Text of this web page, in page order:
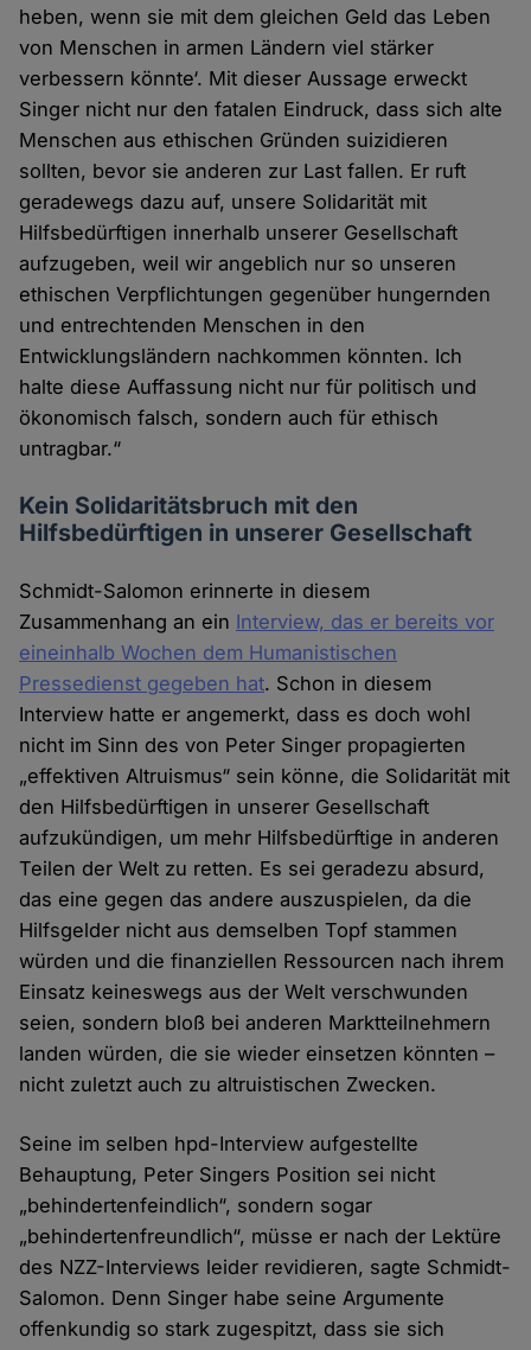
heben, wenn sie mit dem gleichen Geld das Leben
von Menschen in armen Ländern viel stärker
verbessern könnte‘. Mit dieser Aussage erweckt
Singer nicht nur den fatalen Eindruck, dass sich alte
Menschen aus ethischen Gründen suizidieren
sollten, bevor sie anderen zur Last fallen. Er ruft
geradewegs dazu auf, unsere Solidarität mit
Hilfsbedürftigen innerhalb unserer Gesellschaft
aufzugeben, weil wir angeblich nur so unseren
ethischen Verpflichtungen gegenüber hungernden
und entrechtenden Menschen in den
Entwicklungsländern nachkommen könnten. Ich
halte diese Auffassung nicht nur für politisch und
ökonomisch falsch, sondern auch für ethisch
untragbar.“
Kein Solidaritätsbruch mit den
Hilfsbedürftigen in unserer Gesellschaft
Schmidt-Salomon erinnerte in diesem
Zusammenhang an ein Interview, das er bereits vor
eineinhalb Wochen dem Humanistischen
Pressedienst gegeben hat. Schon in diesem
Interview hatte er angemerkt, dass es doch wohl
nicht im Sinn des von Peter Singer propagierten
„effektiven Altruismus“ sein könne, die Solidarität mit
den Hilfsbedürftigen in unserer Gesellschaft
aufzukündigen, um mehr Hilfsbedürftige in anderen
Teilen der Welt zu retten. Es sei geradezu absurd,
das eine gegen das andere auszuspielen, da die
Hilfsgelder nicht aus demselben Topf stammen
würden und die finanziellen Ressourcen nach ihrem
Einsatz keineswegs aus der Welt verschwunden
seien, sondern bloß bei anderen Marktteilnehmern
landen würden, die sie wieder einsetzen könnten –
nicht zuletzt auch zu altruistischen Zwecken.
Seine im selben hpd-Interview aufgestellte
Behauptung, Peter Singers Position sei nicht
„behindertenfeindlich“, sondern sogar
„behindertenfreundlich“, müsse er nach der Lektüre
des NZZ-Interviews leider revidieren, sagte Schmidt-
Salomon. Denn Singer habe seine Argumente
offenkundig so stark zugespitzt, dass sie sich